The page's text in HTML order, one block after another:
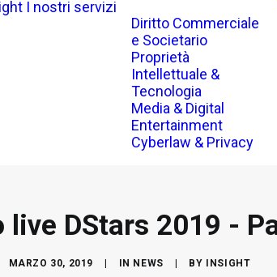
I nostri servizi
Diritto Commerciale
e Societario
Proprietà
Intellettuale &
Tecnologia
Media & Digital
Entertainment
Cyberlaw & Privacy
live DStars 2019 -
MARZO 30, 2019 IN NEWS BY INSIGHT